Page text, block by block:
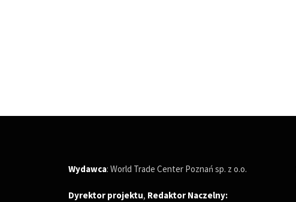
Wydawca: World Trade Center Poznań sp. z o.o.
Dyrektor projektu, Redaktor Naczelny: